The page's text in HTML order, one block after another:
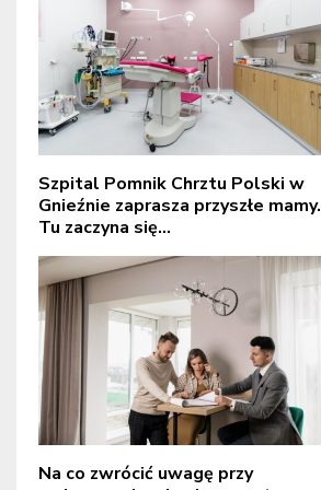
Szpital Pomnik Chrztu Polski w
Gnieźnie zaprasza przyszłe mamy.
Tu zaczyna się...
Na co zwrócić uwagę przy